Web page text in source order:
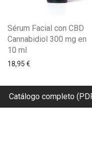
Sérum Facial con CBD
Cannabidiol 300 mg en
10 ml
18,95 €
Catálogo completo